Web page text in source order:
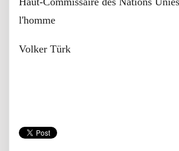
l'homme
Volker Türk